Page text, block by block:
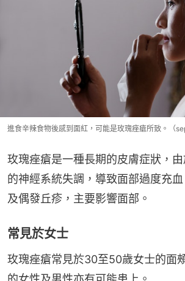
進食辛辣食物後感到面紅，可能是玫瑰痤瘡所致。（
玫瑰痤瘡是一種長期的皮膚症狀，
的神經系統失調，導致面部過度充
及偶發丘疹，主要影響面部。
常見於女士
玫瑰痤瘡常見於30至50歲女士的面